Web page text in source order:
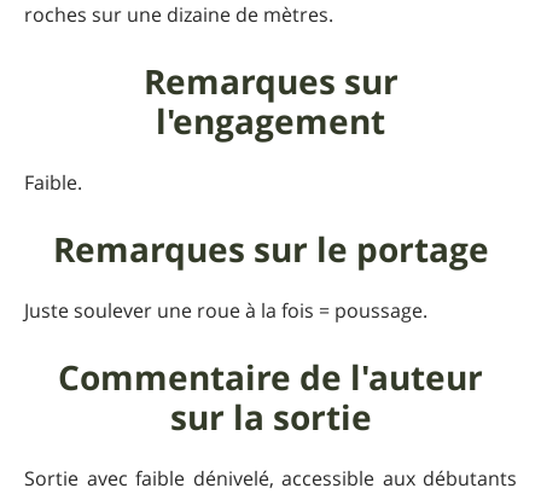
roches sur une dizaine de mètres.
Remarques sur
l'engagement
Faible.
Remarques sur le portage
Juste soulever une roue à la fois = poussage.
Commentaire de l'auteur
sur la sortie
Sortie avec faible dénivelé, accessible aux débutants